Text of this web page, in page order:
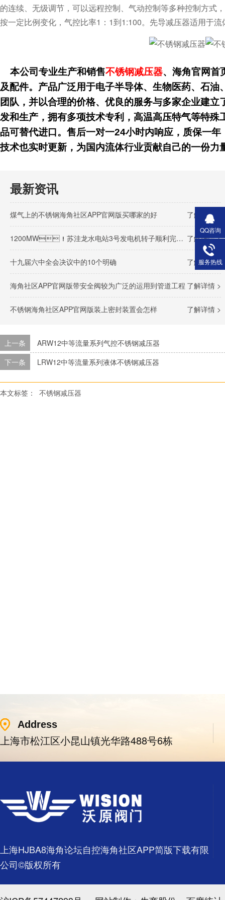
的连续、无级调节，可以远程控制、气动控制等多种控制方
按一定比例变化，气控比率1：1到1:100。先导减压器适用于流
本公司专业生产和销售不锈钢减压器、海角官网
及配件。产品广泛用于电子半导体、生物医药、石油
团队，并以合理的价格、优良的服务与多家企业建
发和生产，拥有多项技术专利，高温高压特气等特殊
品可替代进口。售后一对一24小时内响应，质保一
技术也实时更新，为国内流体行业贡献自己的一份力量
最新资讯
了解详情 >
煤气上的不锈钢海角社区APP官网版买哪家的好
了解详情 >
1200MW！苏洼龙水电站3号发电机转子顺利完成吊装
了解详情 >
十九届六中全会决议中的10个明确
了解详情 >
海角社区APP官网版带安全阀较为广泛的运用到管道工程
了解详情 >
不锈钢海角社区APP官网版装上密封装置会怎样
上一条
ARW12中等流量系列气控不锈钢减压器
下一条
LRW12中等流量系列液体不锈钢减压器
本文标签： 不锈钢减压器
Address
上海市松江区小昆山镇光华路488号6栋
上海HJBA8海角论坛自控海角社区APP简版下载有限
公司©版权所有
QQ咨询
服务热线